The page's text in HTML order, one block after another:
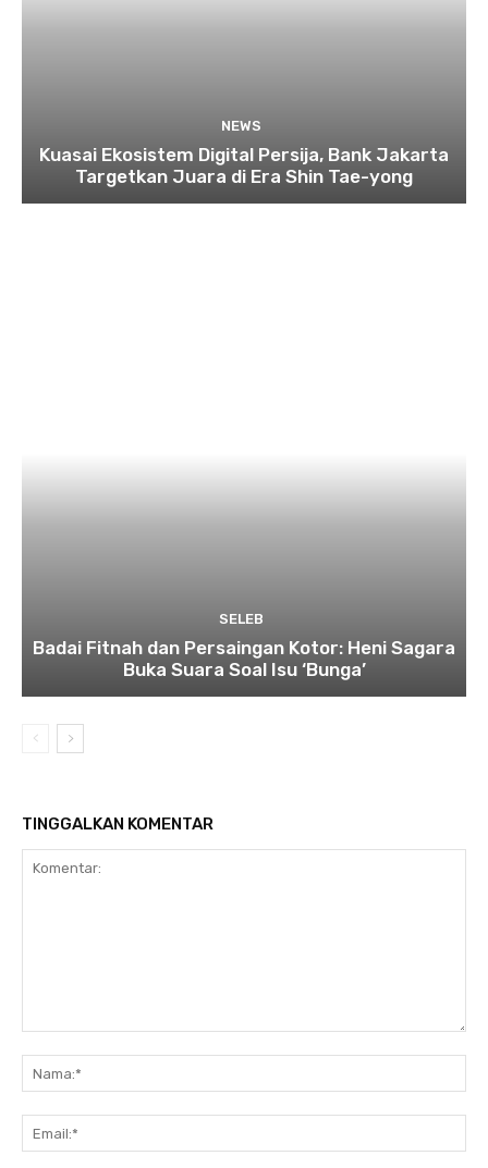
NEWS
Kuasai Ekosistem Digital Persija, Bank Jakarta
Targetkan Juara di Era Shin Tae-yong
SELEB
Badai Fitnah dan Persaingan Kotor: Heni Sagara
Buka Suara Soal Isu ‘Bunga’
TINGGALKAN KOMENTAR